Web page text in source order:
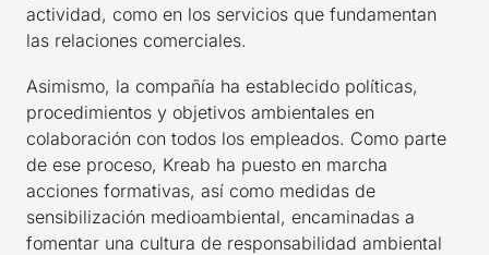
actividad, como en los servicios que fundamentan
las relaciones comerciales.
Asimismo, la compañía ha establecido políticas,
procedimientos y objetivos ambientales en
colaboración con todos los empleados. Como parte
de ese proceso, Kreab ha puesto en marcha
acciones formativas, así como medidas de
sensibilización medioambiental, encaminadas a
fomentar una cultura de responsabilidad ambiental